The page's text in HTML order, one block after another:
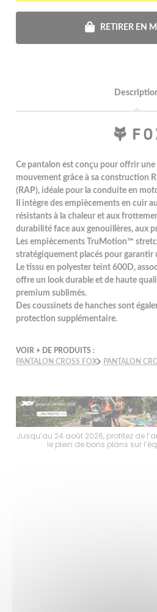
RETIRER EN
Ce pantalon est conçu pour offrir une
mouvement grâce à sa construction
(RAP), idéale pour la conduite en
Il intègre des empiècements en cuir
résistants à la chaleur et aux
durabilité face aux genouillères, aux
Les empiècements TruMotion™
stratégiquement placés pour
Le tissu en polyester teint 600D,
offre un look durable et de haute
premium sublimés.
Des coussinets de hanches sont
protection supplémentaire.
VOIR + DE PRODUITS :
PANTALON CROSS FOX
PANTALON
Jusqu’au 24 août 2026, profitez de
le plein de bons plans sur